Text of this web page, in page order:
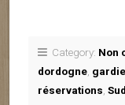
Category: Non
dordogne
réservations